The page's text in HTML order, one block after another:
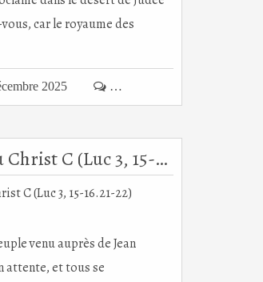
car le royaume des
2025  …
Baptême du Christ C (Luc 3, 15-16.21-22) (DiMail 102)
venu auprès de Jean
attente, et tous se